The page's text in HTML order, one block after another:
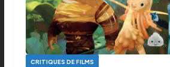
CRITIQUES DE FILMS